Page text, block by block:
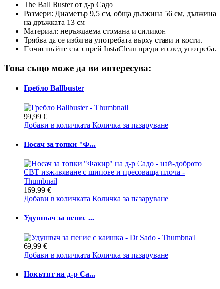
The Ball Buster от д-р Садо
Размери: Диаметър 9,5 см, обща дължина 56 см, дължина
на дръжката 13 см
Материал: неръждаема стомана и силикон
Трябва да се избягва употребата върху стави и кости.
Почиствайте със спрей InstaClean преди и след употреба.
Това също може да ви интересува:
Гребло Ballbuster
99,99 €
Добави в количката Количка за пазаруване
Носач за топки "Ф...
169,99 €
Добави в количката Количка за пазаруване
Удушвач за пенис ...
69,99 €
Добави в количката Количка за пазаруване
Нокътят на д-р Са...